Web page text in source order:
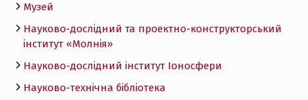
Музей
Науково-дослідний та проектно-конструкторський
інститут «Молнія»
Науково-дослідний інститут Іоносфери
Науково-технічна бібліотека